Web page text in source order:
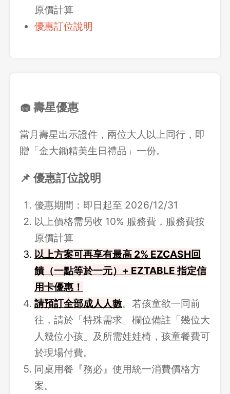
原價計算
優惠訂位說明
🧁 壽星優惠
當月壽星出示證件，兩位大人以上同行，即
贈「金大鋤精美生日禮品」一份。
📌 優惠訂位說明
優惠期間：即日起至 2026/12/31
以上價格需另收 10% 服務費，服務費按
原價計算
以上方案可再享有最高 2% EZCASH回
饋（一點等於一元）+ EZTABLE 指定信
用卡優惠！
請預訂全部成人人數。若孩童欲一同前
往，請於「特殊需求」欄位備註「幾位大
人幾位小孩」及所需娃娃椅，孩童餐費可
於現場付費。
同桌用餐『務必』使用統一消費價格方
案。